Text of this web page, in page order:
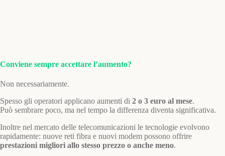
Conviene sempre accettare l’aumento?
Non necessariamente.
Spesso gli operatori applicano aumenti di 2 o 3 euro al mese.
Può sembrare poco, ma nel tempo la differenza diventa significativa.
Inoltre nel mercato delle telecomunicazioni le tecnologie evolvono
rapidamente: nuove reti fibra e nuovi modem possono offrire
prestazioni migliori allo stesso prezzo o anche meno.